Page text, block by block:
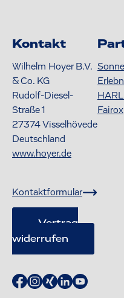
Kontakt
Wilhelm Hoyer B.V.
& Co. KG
Rudolf-Diesel-
Straße 1
27374Visselhövede
Deutschland
www.hoyer.de
Kontaktformular
Vertrag
widerrufen
Fairox